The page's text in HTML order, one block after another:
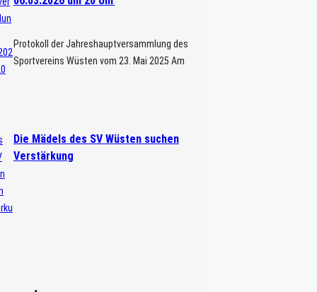
Protokoll der Jahreshauptversammlung des
Sportvereins Wüsten vom 23. Mai 2025 Am
Die Mädels des SV Wüsten suchen
Verstärkung